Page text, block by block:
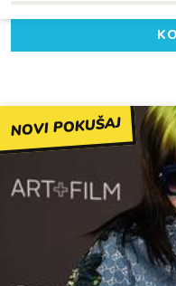
NOVI POKUŠAJ